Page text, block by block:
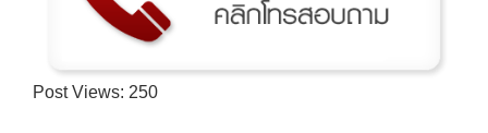
Post Views: 250